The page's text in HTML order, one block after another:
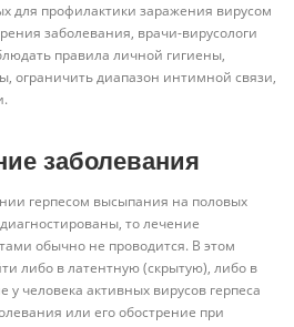
для профилактики заражения вирусом
заболевания, врачи-вирусологи
правила личной гигиены,
ограничить диапазон интимной связи,
заболевания
герпесом высыпания на половых
то лечение
обычно не проводится. В этом
либо в латентную (скрытую), либо в
человека активных вирусов герпеса
или его обострение при